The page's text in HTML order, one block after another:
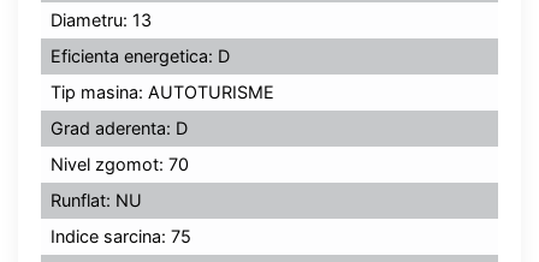
Diametru: 13
Eficienta energetica: D
Tip masina: AUTOTURISME
Grad aderenta: D
Nivel zgomot: 70
Runflat: NU
Indice sarcina: 75